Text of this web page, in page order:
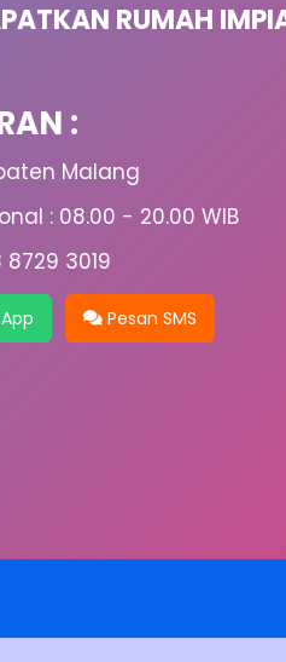
RUMAH
:
Malang
: 08.00 - 20.00 WIB
3019
Pesan SMS